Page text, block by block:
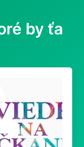
by ťa